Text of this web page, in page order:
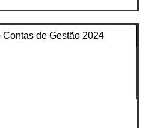
de Gestão 2024